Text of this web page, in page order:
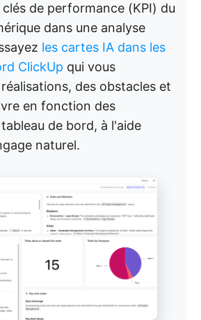
de performance (KPI) du
dans une analyse
les cartes IA dans les
ClickUp qui vous
des obstacles et
en fonction des
de bord, à l'aide
naturel.